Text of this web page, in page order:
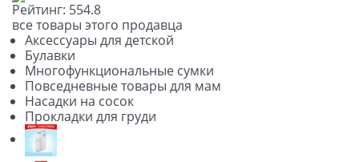
Рейтинг: 554.8
все товары этого продавца
Аксессуары для детской
Булавки
Многофункциональные сумки
Повседневные товары для мам
Насадки на сосок
Прокладки для груди